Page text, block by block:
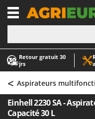
Retour gratuit 30
jrs
-1
A
Abris de jardin
Accessoires pour
Aérateurs
Arracheuses de
A
AgriEuro Premium
AgriEuro TOP-LINE
AGT
< Aspirateurs
Einhell 2230 SA -
Capacité 30 L